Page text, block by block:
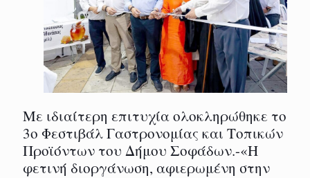
Με ιδιαίτερη επιτυχία ολοκληρώθηκε το
3ο Φεστιβάλ Γαστρονομίας και Τοπικών
Προϊόντων του Δήμου Σοφάδων.-«Η
φετινή διοργάνωση, αφιερωμένη στην